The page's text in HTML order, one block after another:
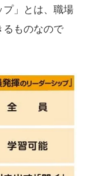
」とは、職場
るものなので